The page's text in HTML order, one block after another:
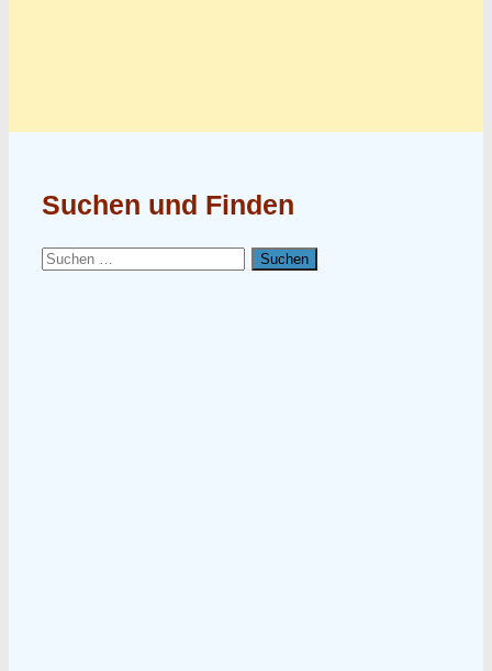
Suchen und Finden
Suchen